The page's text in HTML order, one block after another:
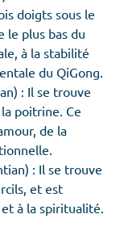
doigts sous le
le plus bas du
à la stabilité
du QiGong.
: Il se trouve
poitrine. Ce
de la
: Il se trouve
et est
à la spiritualité.